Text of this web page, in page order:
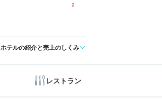
2
ホテルの紹介と売上のしくみ
レストラン